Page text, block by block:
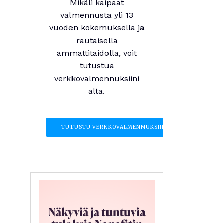
Mikäli kaipaat
valmennusta yli 13
vuoden kokemuksella ja
rautaisella
ammattitaidolla, voit
tutustua
verkkovalmennuksiini
alta.
TUTUSTU VERKKOVALMENNUKSIIN